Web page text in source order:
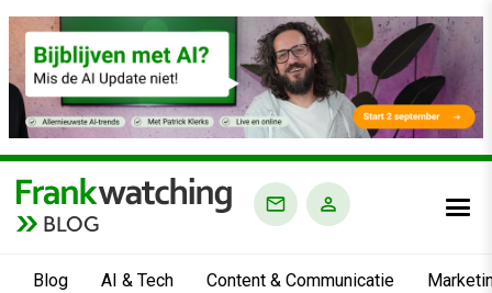
BLOG
Blog AI & Tech Content & Communicatie